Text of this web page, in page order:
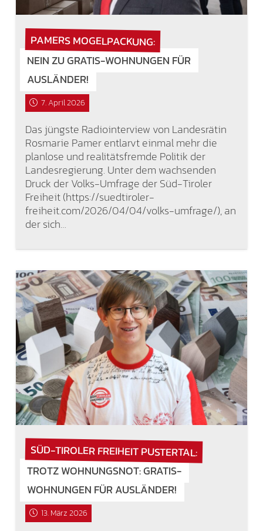
PAMERS MOGELPACKUNG:
NEIN ZU GRATIS-WOHNUNGEN FÜR
AUSLÄNDER!
7. April 2026
Das jüngste Radiointerview von Landesrätin
Rosmarie Pamer entlarvt einmal mehr die
planlose und realitätsfremde Politik der
Landesregierung. Unter dem wachsenden
Druck der Volks-Umfrage der Süd-Tiroler
Freiheit (https://suedtiroler-
freiheit.com/2026/04/04/volks-umfrage/), an
der sich…
SÜD-TIROLER FREIHEIT PUSTERTAL:
TROTZ WOHNUNGSNOT: GRATIS-
WOHNUNGEN FÜR AUSLÄNDER!
13. März 2026